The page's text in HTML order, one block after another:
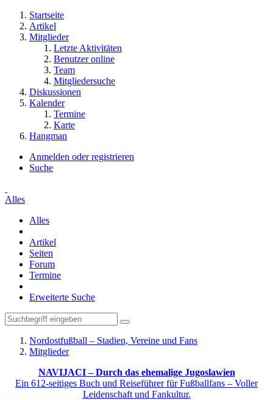
Startseite
Artikel
Mitglieder
Letzte Aktivitäten
Benutzer online
Team
Mitgliedersuche
Diskussionen
Kalender
Termine
Karte
Hangman
Anmelden oder registrieren
Suche
Alles
Alles
Artikel
Seiten
Forum
Termine
Erweiterte Suche
Nordostfußball – Stadien, Vereine und Fans
Mitglieder
NAVIJACI – Durch das ehemalige Jugoslawien
Ein 612-seitiges Buch und Reiseführer für Fußballfans – Voller
Leidenschaft und Fankultur.